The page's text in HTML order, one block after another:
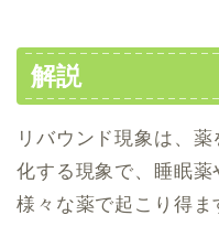
解説
リバウンド現象は、
化する現象で、睡眠
様々な薬で起こり得ま